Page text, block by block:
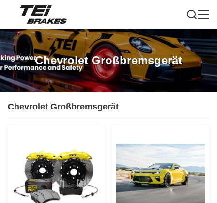
Chevrolet Großbremsgerät
Chevrolet Großbremsgerät